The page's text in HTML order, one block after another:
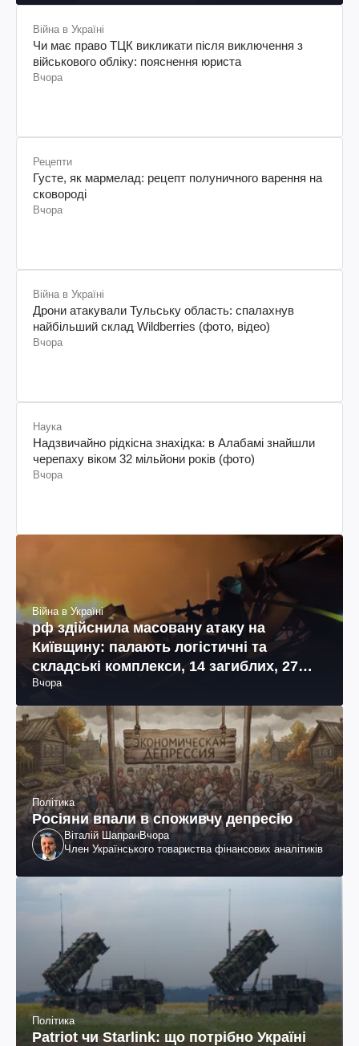
Війна в Україні
Чи має право ТЦК викликати після виключення з
військового обліку: пояснення юриста
Вчора
Рецепти
Густе, як мармелад: рецепт полуничного варення на
сковороді
Вчора
Війна в Україні
Дрони атакували Тульську область: спалахнув
найбільший склад Wildberries (фото, відео)
Вчора
Наука
Надзвичайно рідкісна знахідка: в Алабамі знайшли
черепаху віком 32 мільйони років (фото)
Вчора
Війна в Україні
рф здійснила масовану атаку на
Київщину: палають логістичні та
складські комплекси, 14 загиблих, 27
поранених (фото, відео)
Вчора
Політика
Росіяни впали в споживчу депресію
Віталій ШапранВчора
Член Українського товариства фінансових аналітиків
Політика
Patriot чи Starlink: що потрібно Україні